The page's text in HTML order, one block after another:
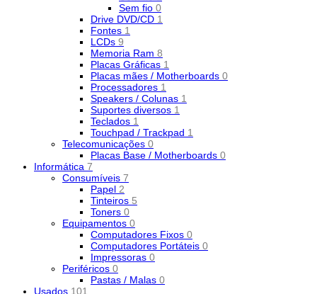
Sem fio 0
Drive DVD/CD 1
Fontes 1
LCDs 9
Memoria Ram 8
Placas Gráficas 1
Placas mães / Motherboards 0
Processadores 1
Speakers / Colunas 1
Suportes diversos 1
Teclados 1
Touchpad / Trackpad 1
Telecomunicações 0
Placas Base / Motherboards 0
Informática 7
Consumíveis 7
Papel 2
Tinteiros 5
Toners 0
Equipamentos 0
Computadores Fixos 0
Computadores Portáteis 0
Impressoras 0
Periféricos 0
Pastas / Malas 0
Usados 101